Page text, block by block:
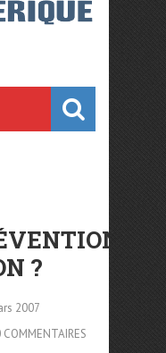
?
2007
COMMENTAIRES